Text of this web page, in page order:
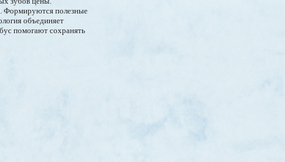
Формируются полезные
объединяет
помогают сохранять